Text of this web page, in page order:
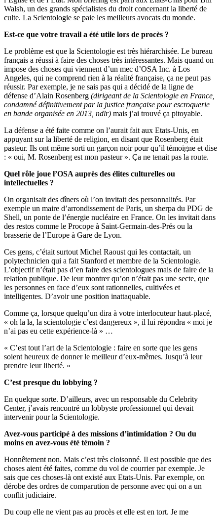
Walsh, un des grands spécialistes du droit concernant la liberté de
culte. La Scientologie se paie les meilleurs avocats du monde.
Est-ce que votre travail a été utile lors de procès ?
Le problème est que la Scientologie est très hiérarchisée. Le bureau
français a réussi à faire des choses très intéressantes. Mais quand on
impose des choses qui viennent d’un mec d’OSA Inc. à Los
Angeles, qui ne comprend rien à la réalité française, ça ne peut pas
réussir. Par exemple, je ne sais pas qui a décidé de la ligne de
défense d’Alain Rosenberg (dirigeant de la Scientologie en France,
condamné définitivement par la justice française pour escroquerie
en bande organisée en 2013, ndlr) mais j’ai trouvé ça pitoyable.
La défense a été faite comme on l’aurait fait aux Etats-Unis, en
appuyant sur la liberté de religion, en disant que Rosenberg était
pasteur. Ils ont même sorti un garçon noir pour qu’il témoigne et dise
: « oui, M. Rosenberg est mon pasteur ». Ça ne tenait pas la route.
Quel rôle joue l’OSA auprès des élites culturelles ou
intellectuelles ?
On organisait des dîners où l’on invitait des personnalités. Par
exemple un maire d’arrondissement de Paris, un sherpa du PDG de
Shell, un ponte de l’énergie nucléaire en France. On les invitait dans
des restos comme le Procope à Saint-Germain-des-Prés ou la
brasserie de l’Europe à Gare de Lyon.
Ces gens, c’était surtout Michel Raoust qui les contactait, un
polytechnicien qui a fait Stanford et membre de la Scientologie.
L’objectif n’était pas d’en faire des scientologues mais de faire de la
relation publique. De leur montrer qu’on n’était pas une secte, que
les personnes en face d’eux sont rationnelles, cultivées et
intelligentes. D’avoir une position inattaquable.
Comme ça, lorsque quelqu’un dira à votre interlocuteur haut-placé,
« oh la la, la scientologie c’est dangereux », il lui répondra « moi je
n’ai pas eu cette expérience-là » …
« C’est tout l’art de la Scientologie : faire en sorte que les gens
soient heureux de donner le meilleur d’eux-mêmes. Jusqu’à leur
prendre leur liberté. »
C’est presque du lobbying ?
En quelque sorte. D’ailleurs, avec un responsable du Celebrity
Center, j’avais rencontré un lobbyste professionnel qui devait
intervenir pour la Scientologie.
Avez-vous participé à des missions d’intimidation ? Ou du
moins en avez-vous été témoin ?
Honnêtement non. Mais c’est très cloisonné. Il est possible que des
choses aient été faites, comme du vol de courrier par exemple. Je
sais que ces choses-là ont existé aux Etats-Unis. Par exemple, on
dérobe des ordres de comparution de personne avec qui on a un
conflit judiciaire.
Du coup elle ne vient pas au procès et elle est en tort. Je me